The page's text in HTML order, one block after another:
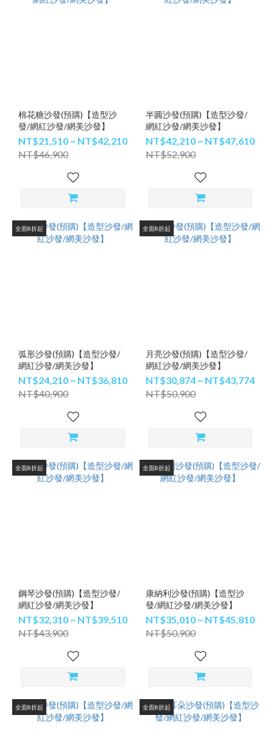
棉花糖沙發(預購)【造型沙
發/網紅沙發/網美沙發】
NT$21,510 ~ NT$42,210
NT$46,900
半圓沙發(預購)【造型沙發/
網紅沙發/網美沙發】
NT$42,210 ~ NT$47,610
NT$52,900
全面8折起
弧形沙發(預購)【造型沙發/
網紅沙發/網美沙發】
NT$24,210 ~ NT$36,810
NT$40,900
全面8折起
月亮沙發(預購)【造型沙發/
網紅沙發/網美沙發】
NT$30,874 ~ NT$43,774
NT$50,900
全面8折起
鋼琴沙發(預購)【造型沙發/
網紅沙發/網美沙發】
NT$32,310 ~ NT$39,510
NT$43,900
全面8折起
康納利沙發(預購)【造型沙
發/網紅沙發/網美沙發】
NT$35,010 ~ NT$45,810
NT$50,900
全面8折起 全面8折起